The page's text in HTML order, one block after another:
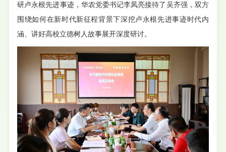
研卢永根先进事迹，华农党委书记李凤亮接待了吴齐强，双方
围绕如何在新时代新征程背景下深挖卢永根先进事迹时代内
涵、讲好高校立德树人故事展开深度研讨。